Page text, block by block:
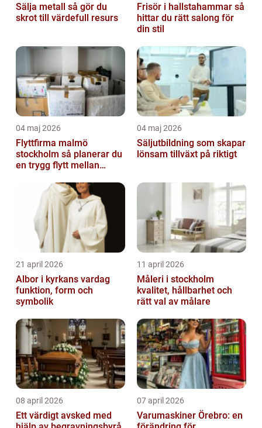
Sälja metall så gör du
skrot till värdefull resurs
Frisör i hallstahammar så
hittar du rätt salong för
din stil
04 maj 2026
Flyttfirma malmö
stockholm så planerar du
en trygg flytt mellan
04 maj 2026
Säljutbildning som skapar
lönsam tillväxt på riktigt
21 april 2026
Albor i kyrkans vardag
funktion, form och
symbolik
11 april 2026
Måleri i stockholm
kvalitet, hållbarhet och
rätt val av målare
08 april 2026
Ett värdigt avsked med
07 april 2026
Varumaskiner Örebro: en